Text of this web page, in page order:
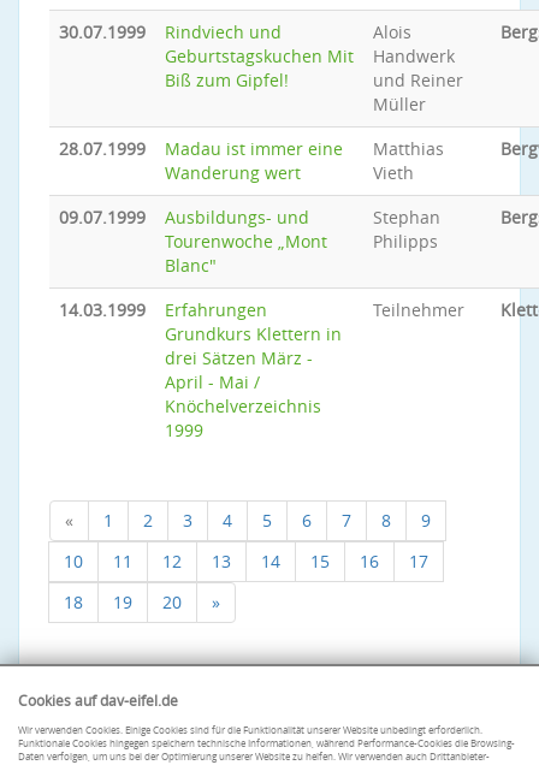
30.07.1999
Rindviech und
Geburtstagskuchen Mit
Biß zum Gipfel!
Alois
Handwerk
und Reiner
Müller
28.07.1999
Madau ist immer eine
Wanderung wert
Matthias
Vieth
09.07.1999
Ausbildungs- und
Tourenwoche „Mont
Blanc"
Stephan
Philipps
14.03.1999
Erfahrungen
Grundkurs Klettern in
drei Sätzen März -
April - Mai /
Knöchelverzeichnis
1999
Teilnehmer
« 1 2 3 4 5 6 7 8
9
10
11 12 13 14 15 16
17
18
19 20 »
Cookies auf dav-eifel.de
Wir verwenden Cookies. Einige Cookies sind für die Funktionalität unserer Website unbedingt erforderlich.
Funktionale Cookies hingegen speichern technische Informationen, während Performance-Cookies die Browsing-
Daten verfolgen, um uns bei der Optimierung unserer Website zu helfen. Wir verwenden auch Drittanbieter-